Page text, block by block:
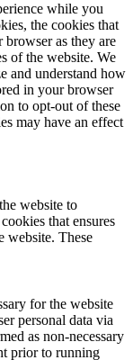
while you
the cookies that
browser as they are
of the website. We
and understand how
in your browser
to opt-out of these
may have an effect
website to
that ensures
website. These
for the website
personal data via
as non-necessary
prior to running